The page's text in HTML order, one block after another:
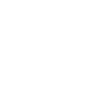
blixtlås.